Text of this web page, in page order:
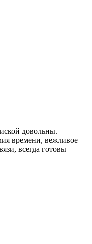
довольны.
времени, вежливое
всегда готовы